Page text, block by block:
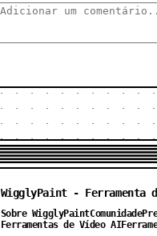
WigglyPaint - Ferramenta
Sobre WigglyPaintComunidade
Ferramentas de Vídeo AI